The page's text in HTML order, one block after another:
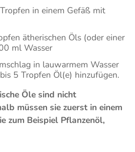
in einem Gefäß mit
ätherischen Öls (oder einer
ml Wasser
in lauwarmem Wasser
5 Tropfen Öl(e) hinzufügen.
Öle sind nicht
müssen sie zuerst in einem
zum Beispiel Pflanzenöl,